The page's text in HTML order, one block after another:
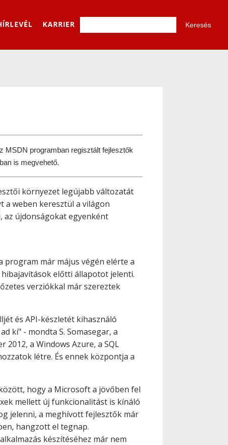
KARRIER
MSDN programban regisztált fejlesztők
is megvehető.
környezet legújabb változatát
a weben keresztül a világon
az újdonságokat egyenként
program már május végén elérte a
hibajavítások előtti állapotot jelenti.
verziókkal már szereztek
és API-készletét kihasználó
ki" - mondta S. Somasegar, a
2012, a Windows Azure, a SQL
létre. És ennek központja a
hogy a Microsoft a jövőben fel
mellett új funkcionalitást is kínáló
jelenni, a meghívott fejlesztők már
hangzott el tegnap.
készítéséhez már nem